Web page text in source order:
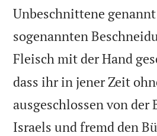
Unbeschnittene
sogenannten
Fleisch mit der Hand
dass ihr in jener Zeit
ausgeschlossen von der
Israels und fremd den